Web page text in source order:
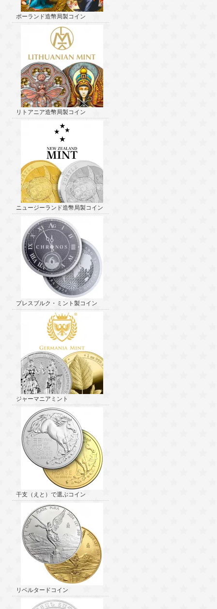
ポーランド造幣局製コイン
リトアニア造幣局製コイン
ニュージーランド造幣局製コイン
プレスブルク・ミント製コイン
ジャーマニアミント
干支（えと）で選ぶコイン
リベルタードコイン